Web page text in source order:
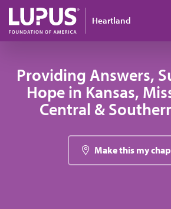
Pasar al contenido principal
Heartland
Providing Answers,
Hope in Kansas,
Central &
Make this my